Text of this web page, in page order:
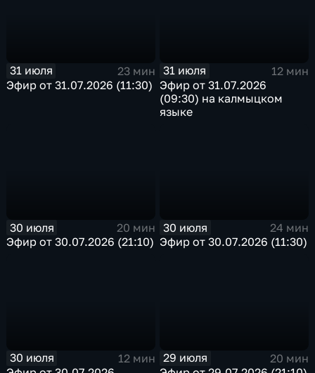
31 июля
23 мин
Эфир от 31.07.2026 (11:30)
31 июля
12 мин
Эфир от 31.07.2026
(09:30) на калмыцком
языке
30 июля
20 мин
Эфир от 30.07.2026 (21:10)
30 июля
24 мин
Эфир от 30.07.2026 (11:30)
30 июля
12 мин
29 июля
20 мин